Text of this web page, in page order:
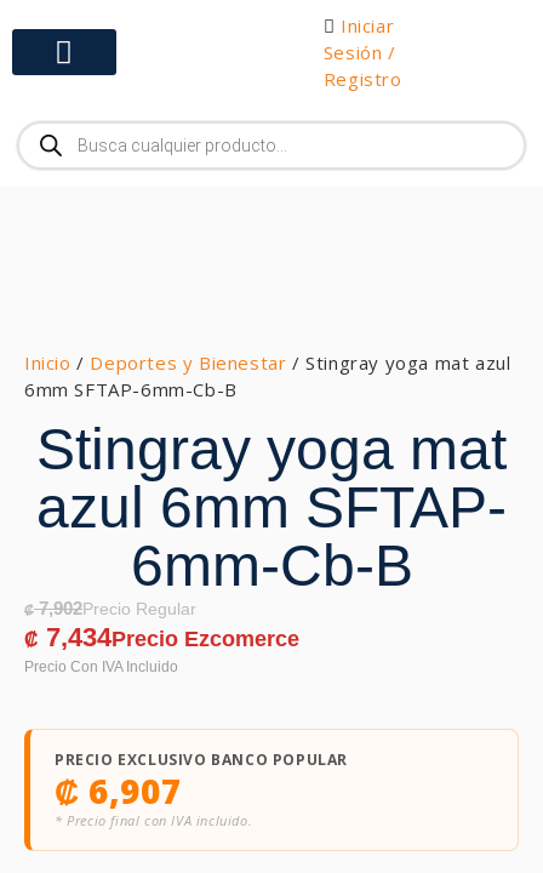
Iniciar
Sesión /
Registro
Inicio / Deportes y Bienestar / Stingray yoga mat azul
6mm SFTAP-6mm-Cb-B
Stingray yoga mat
azul 6mm SFTAP-
6mm-Cb-B
₡7,902
₡ 7,434
PRECIO EXCLUSIVO BANCO POPULAR
₡ 6,907
* Precio final con IVA incluido.